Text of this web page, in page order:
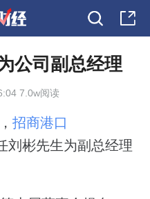
公司副总经理
7.0w阅读
招商港口
刘彬先生为副总经理